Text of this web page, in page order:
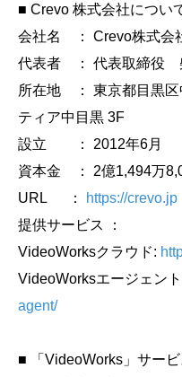
■ Crevo 株式会社につい
会社名 ： Crevo株式会
代表者 ： 代表取締役
所在地 ： 東京都目黒区
ティア中目黒 3F
設立 ： 2012年6月
資本金 ： 2億1,494万
URL ：
https://crevo.jp
提供サービス ：
VideoWorksクラウド:
VideoWorksエージェン
agent/
■ 「VideoWorks」サー